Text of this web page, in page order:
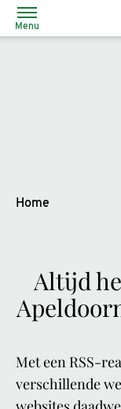
Menu
Home
Altijd
Met een RSS-
verschillende